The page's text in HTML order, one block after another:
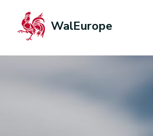
WalEurope